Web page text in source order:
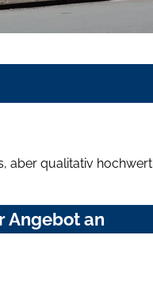
aber qualitativ
Angebot an